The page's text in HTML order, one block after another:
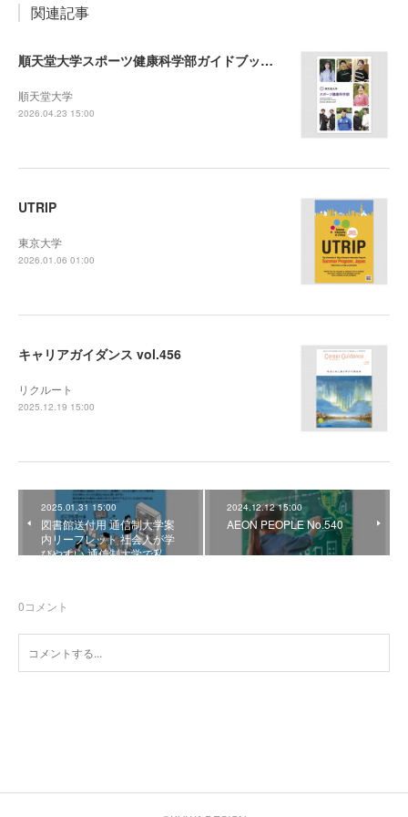
関連記事
順天堂大学スポーツ健康科学部ガイドブック2027
順天堂大学
2026.04.23 15:00
UTRIP
東京大学
2026.01.06 01:00
キャリアガイダンス vol.456
リクルート
2025.12.19 15:00
2025.01.31 15:00
図書館送付用 通信制大学案
内リーフレット 社会人が学
びやすい 通信制大学で私…
2024.12.12 15:00
AEON PEOPLE No.540
0コメント